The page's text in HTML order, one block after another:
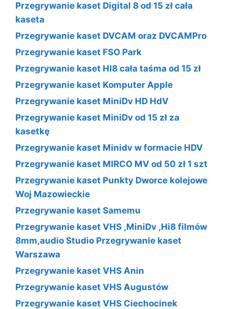
Przegrywanie kaset Digital 8 od 15 zł cała
kaseta
Przegrywanie kaset DVCAM oraz DVCAMPro
Przegrywanie kaset FSO Park
Przegrywanie kaset HI8 cała taśma od 15 zł
Przegrywanie kaset Komputer Apple
Przegrywanie kaset MiniDv HD HdV
Przegrywanie kaset MiniDv od 15 zł za
kasetkę
Przegrywanie kaset Minidv w formacie HDV
Przegrywanie kaset MIRCO MV od 50 zł 1 szt
Przegrywanie kaset Punkty Dworce kolejowe
Woj Mazowieckie
Przegrywanie kaset Samemu
Przegrywanie kaset VHS ,MiniDv ,Hi8 filmów
8mm,audio Studio Przegrywanie kaset
Warszawa
Przegrywanie kaset VHS Anin
Przegrywanie kaset VHS Augustów
Przegrywanie kaset VHS Ciechocinek